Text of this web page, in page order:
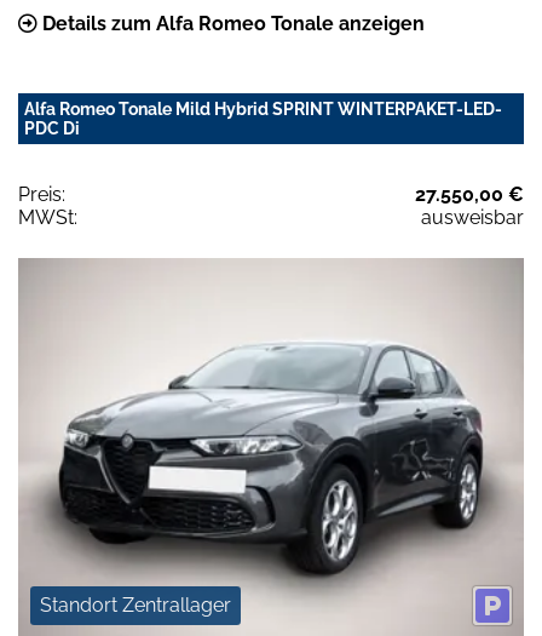
Details zum Alfa Romeo Tonale anzeigen
Alfa Romeo Tonale Mild Hybrid SPRINT WINTERPAKET-LED-
PDC Di
Preis:
27.550,00 €
MWSt:
ausweisbar
Standort Zentrallager